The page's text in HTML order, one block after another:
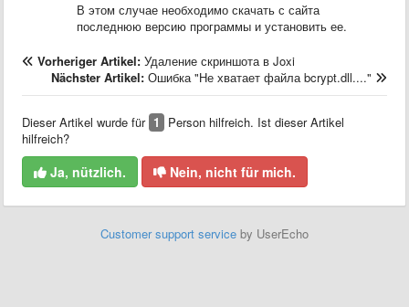
В этом случае необходимо скачать с сайта
последнюю версию программы и установить ее.
Vorheriger Artikel: Удаление скриншота в Joxi
Nächster Artikel: Ошибка "Не хватает файла bcrypt.dll...."
Dieser Artikel wurde für 1
Person hilfreich. Ist dieser Artikel
hilfreich?
Ja, nützlich. Nein, nicht für mich.
Customer support service by UserEcho